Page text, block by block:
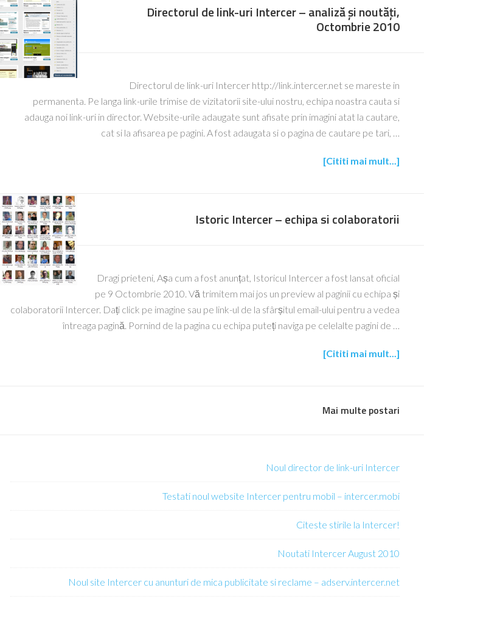
Directorul de link-uri Intercer – analiză și noutăți,
Octombrie 2010
Directorul de link-uri Intercer http://link.intercer.net se mareste in
permanenta. Pe langa link-urile trimise de vizitatorii site-ului nostru, echipa noastra cauta si
adauga noi link-uri in director. Website-urile adaugate sunt afisate prin imagini atat la cautare,
cat si la afisarea pe pagini. A fost adaugata si o pagina de cautare pe tari, …
[Cititi mai mult...]
Istoric Intercer – echipa si colaboratorii
Dragi prieteni, Așa cum a fost anunțat, Istoricul Intercer a fost lansat oficial
pe 9 Octombrie 2010. Vă trimitem mai jos un preview al paginii cu echipa și
colaboratorii Intercer. Dați click pe imagine sau pe link-ul de la sfârșitul email-ului pentru a vedea
întreaga pagină. Pornind de la pagina cu echipa puteți naviga pe celelalte pagini de …
[Cititi mai mult...]
Mai multe postari
Noul director de link-uri Intercer
Testati noul website Intercer pentru mobil – intercer.mobi
Citeste stirile la Intercer!
Noutati Intercer August 2010
Noul site Intercer cu anunturi de mica publicitate si reclame – adserv.intercer.net